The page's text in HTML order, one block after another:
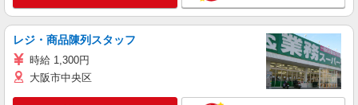
レジ・商品陳列スタッフ
時給 1,300円
大阪市中央区